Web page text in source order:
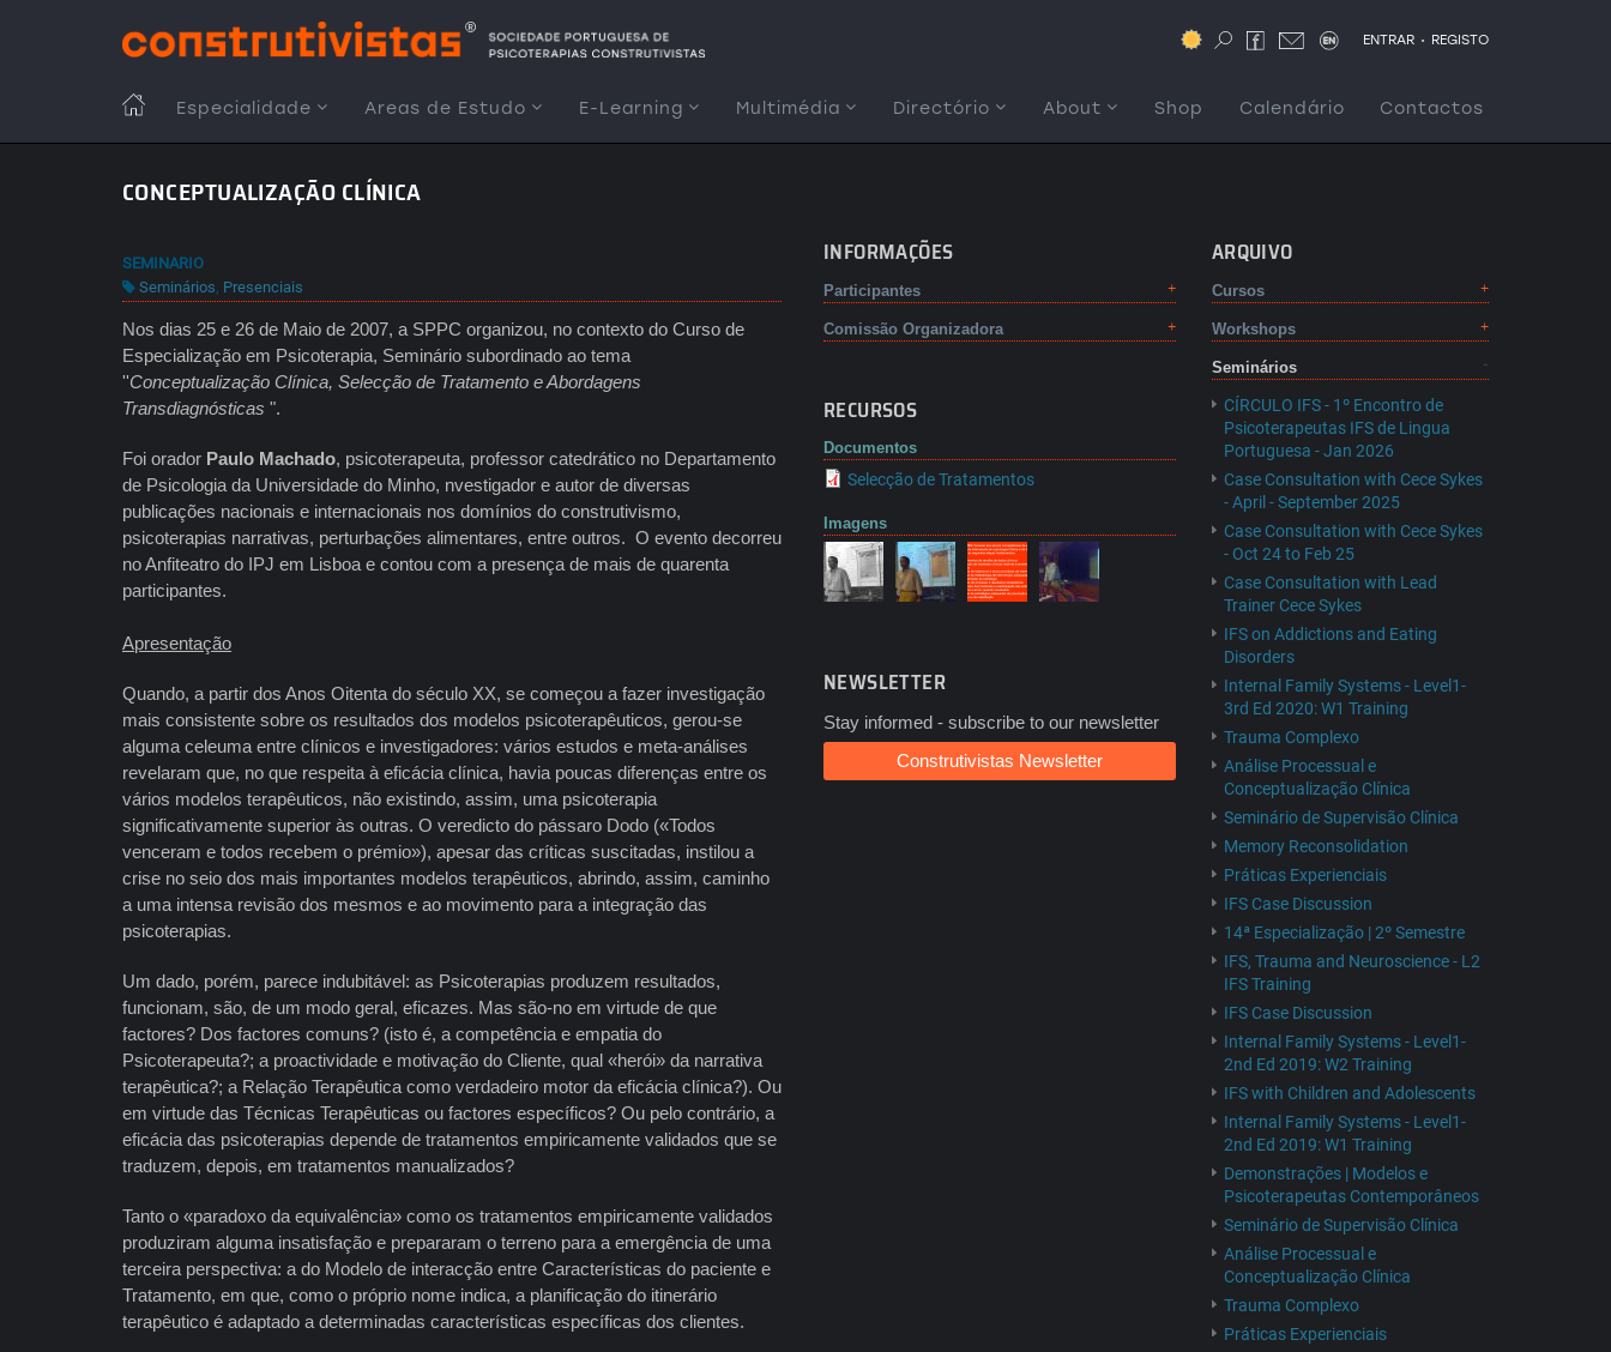
ENTRAR . REGISTO
MAIN
NAVIGATION
Especialidade Areas de Estudo E-Learning Multimédia Directório About Shop Calendário Contactos
CONCEPTUALIZAÇÃO CLÍNICA
SEMINARIO
Seminários, Presenciais
Nos dias 25 e 26 de Maio de 2007, a SPPC organizou, no contexto do Curso de
Especialização em Psicoterapia, Seminário subordinado ao tema
''Conceptualização Clínica, Selecção de Tratamento e Abordagens
Transdiagnósticas ".
Foi orador Paulo Machado, psicoterapeuta, professor catedrático no Departamento
de Psicologia da Universidade do Minho, nvestigador e autor de diversas
publicações nacionais e internacionais nos domínios do construtivismo,
psicoterapias narrativas, perturbações alimentares, entre outros. O evento decorreu
no Anfiteatro do IPJ em Lisboa e contou com a presença de mais de quarenta
participantes.
Apresentação
Quando, a partir dos Anos Oitenta do século XX, se começou a fazer investigação
mais consistente sobre os resultados dos modelos psicoterapêuticos, gerou-se
alguma celeuma entre clínicos e investigadores: vários estudos e meta-análises
revelaram que, no que respeita à eficácia clínica, havia poucas diferenças entre os
vários modelos terapêuticos, não existindo, assim, uma psicoterapia
significativamente superior às outras. O veredicto do pássaro Dodo («Todos
venceram e todos recebem o prémio»), apesar das críticas suscitadas, instilou a
crise no seio dos mais importantes modelos terapêuticos, abrindo, assim, caminho
a uma intensa revisão dos mesmos e ao movimento para a integração das
psicoterapias.
Um dado, porém, parece indubitável: as Psicoterapias produzem resultados,
funcionam, são, de um modo geral, eficazes. Mas são-no em virtude de que
factores? Dos factores comuns? (isto é, a competência e empatia do
Psicoterapeuta?; a proactividade e motivação do Cliente, qual «herói» da narrativa
terapêutica?; a Relação Terapêutica como verdadeiro motor da eficácia clínica?). Ou
em virtude das Técnicas Terapêuticas ou factores específicos? Ou pelo contrário, a
eficácia das psicoterapias depende de tratamentos empiricamente validados que se
traduzem, depois, em tratamentos manualizados?
Tanto o «paradoxo da equivalência» como os tratamentos empiricamente validados
produziram alguma insatisfação e prepararam o terreno para a emergência de uma
terceira perspectiva: a do Modelo de interacção entre Características do paciente e
Tratamento, em que, como o próprio nome indica, a planificação do itinerário
terapêutico é adaptado a determinadas características específicas dos clientes.
INFORMAÇÕES
Participantes
Comissão Organizadora
RECURSOS
Documentos
Selecção de Tratamentos
Imagens
NEWSLETTER
Stay informed - subscribe to our newsletter
Construtivistas Newsletter
ARQUIVO
Cursos
Workshops
Seminários
CÍRCULO IFS - 1º Encontro de
Psicoterapeutas IFS de Lingua
Portuguesa - Jan 2026
Case Consultation with Cece Sykes
- April - September 2025
Case Consultation with Cece Sykes
- Oct 24 to Feb 25
Case Consultation with Lead
Trainer Cece Sykes
IFS on Addictions and Eating
Disorders
Internal Family Systems - Level1-
3rd Ed 2020: W1 Training
Trauma Complexo
Análise Processual e
Conceptualização Clínica
Seminário de Supervisão Clínica
Memory Reconsolidation
Práticas Experienciais
IFS Case Discussion
14ª Especialização | 2º Semestre
IFS, Trauma and Neuroscience - L2
IFS Training
IFS Case Discussion
Internal Family Systems - Level1-
2nd Ed 2019: W2 Training
IFS with Children and Adolescents
Internal Family Systems - Level1-
2nd Ed 2019: W1 Training
Demonstrações | Modelos e
Psicoterapeutas Contemporâneos
Seminário de Supervisão Clínica
Análise Processual e
Conceptualização Clínica
Trauma Complexo
Práticas Experienciais